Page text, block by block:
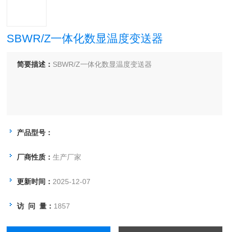
SBWR/Z一体化数显温度变送器
简要描述： SBWR/Z一体化数显温度变送器
产品型号：
厂商性质：生产厂家
更新时间：2025-12-07
访 问 量： 1857